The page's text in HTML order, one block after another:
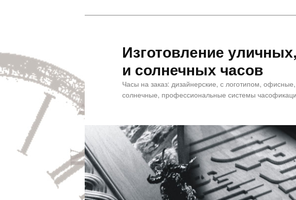
Изготовление
и солнечных часов
Часы на заказ: дизайнерские, с логотипом,
солнечные, профессиональные системы